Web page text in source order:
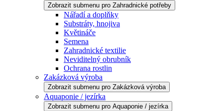
Zobrazit submenu pro Zahradnické potřeby
Nářadí a doplňky
Substráty, hnojiva
Květináče
Semena
Zahradnické textilie
Neviditelný obrubník
Ochrana rostlin
Zakázková výroba
Zobrazit submenu pro Zakázková výroba
Aquaponie / jezírka
Zobrazit submenu pro Aquaponie / jezírka